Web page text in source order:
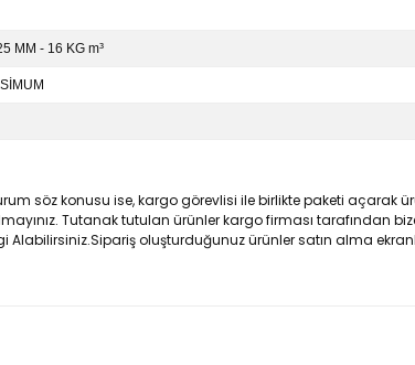
MM - 16 KG m³
söz konusu ise, kargo görevlisi ile birlikte paketi açarak
Tutanak tutulan ürünler kargo firması tarafından
Alabilirsiniz.Sipariş oluşturduğunuz ürünler satın alma